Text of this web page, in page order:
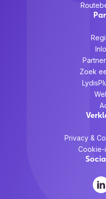
Zoek
Privacy &
Cookie-